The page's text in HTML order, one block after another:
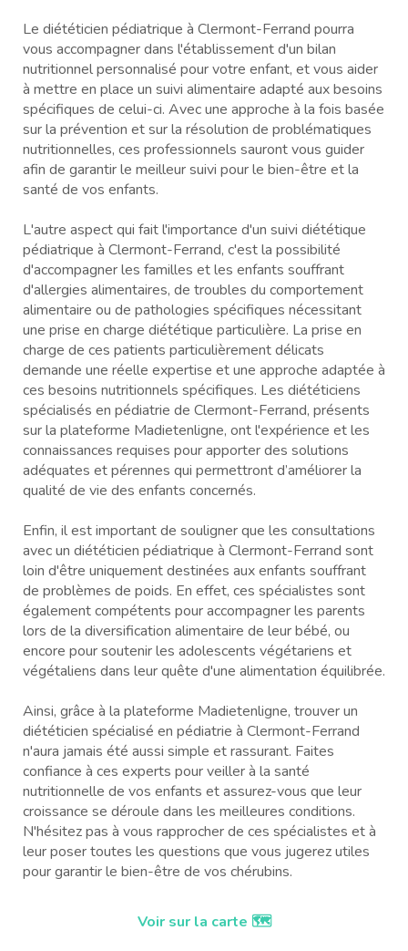
Le diététicien pédiatrique à Clermont-Ferrand pourra
vous accompagner dans l'établissement d'un bilan
nutritionnel personnalisé pour votre enfant, et vous aider
à mettre en place un suivi alimentaire adapté aux besoins
spécifiques de celui-ci. Avec une approche à la fois basée
sur la prévention et sur la résolution de problématiques
nutritionnelles, ces professionnels sauront vous guider
afin de garantir le meilleur suivi pour le bien-être et la
santé de vos enfants.
L'autre aspect qui fait l'importance d'un suivi diététique
pédiatrique à Clermont-Ferrand, c'est la possibilité
d'accompagner les familles et les enfants souffrant
d'allergies alimentaires, de troubles du comportement
alimentaire ou de pathologies spécifiques nécessitant
une prise en charge diététique particulière. La prise en
charge de ces patients particulièrement délicats
demande une réelle expertise et une approche adaptée à
ces besoins nutritionnels spécifiques. Les diététiciens
spécialisés en pédiatrie de Clermont-Ferrand, présents
sur la plateforme Madietenligne, ont l'expérience et les
connaissances requises pour apporter des solutions
adéquates et pérennes qui permettront d’améliorer la
qualité de vie des enfants concernés.
Enfin, il est important de souligner que les consultations
avec un diététicien pédiatrique à Clermont-Ferrand sont
loin d'être uniquement destinées aux enfants souffrant
de problèmes de poids. En effet, ces spécialistes sont
également compétents pour accompagner les parents
lors de la diversification alimentaire de leur bébé, ou
encore pour soutenir les adolescents végétariens et
végétaliens dans leur quête d'une alimentation équilibrée.
Ainsi, grâce à la plateforme Madietenligne, trouver un
diététicien spécialisé en pédiatrie à Clermont-Ferrand
n'aura jamais été aussi simple et rassurant. Faites
confiance à ces experts pour veiller à la santé
nutritionnelle de vos enfants et assurez-vous que leur
croissance se déroule dans les meilleures conditions.
N'hésitez pas à vous rapprocher de ces spécialistes et à
leur poser toutes les questions que vous jugerez utiles
pour garantir le bien-être de vos chérubins.
Voir sur la carte 🗺️